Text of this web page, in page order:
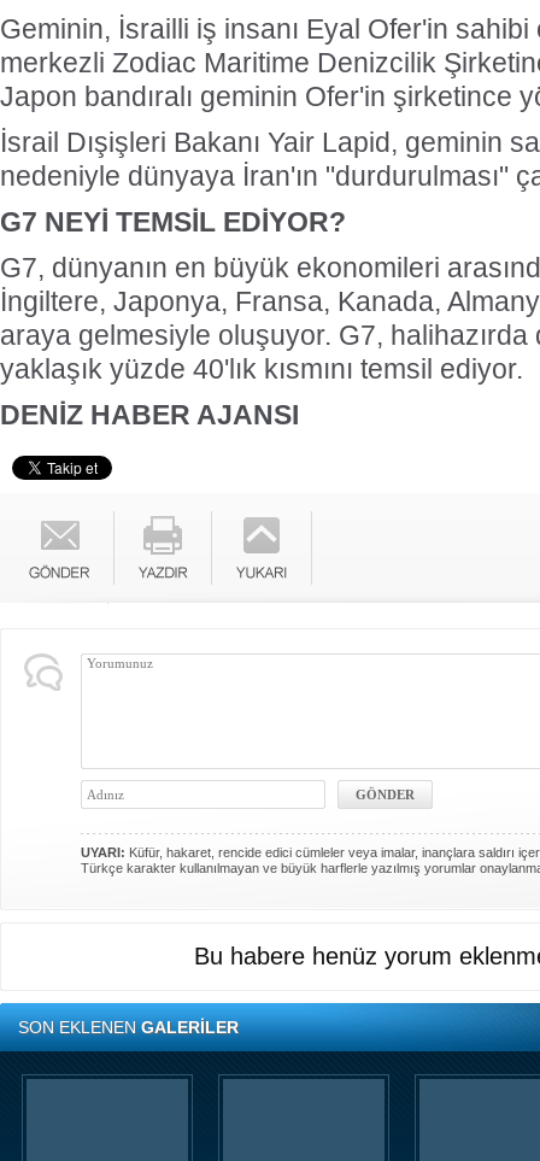
Geminin, İsrailli iş insanı Eyal Ofer'in
merkezli Zodiac Maritime Denizcilik
Japon bandıralı geminin Ofer'in şirketince
İsrail Dışişleri Bakanı Yair Lapid, geminin
nedeniyle dünyaya İran'ın "durdurulması"
G7 NEYİ TEMSİL EDİYOR?
G7, dünyanın en büyük ekonomileri
İngiltere, Japonya, Fransa, Kanada,
araya gelmesiyle oluşuyor. G7,
yaklaşık yüzde 40'lık kısmını temsil ediyor.
DENİZ HABER AJANSI
UYARI: Küfür, hakaret, rencide edici cümleler veya imalar, inançlara saldırı
Türkçe karakter kullanılmayan ve büyük harflerle yazılmış yorumlar
Bu habere henüz yorum
SON EKLENENGALERİLER